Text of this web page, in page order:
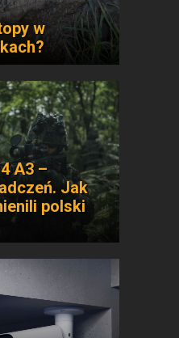
w
A3 –
Jak
polski